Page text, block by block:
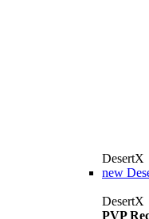
DesertX
new
DesertX
PVP